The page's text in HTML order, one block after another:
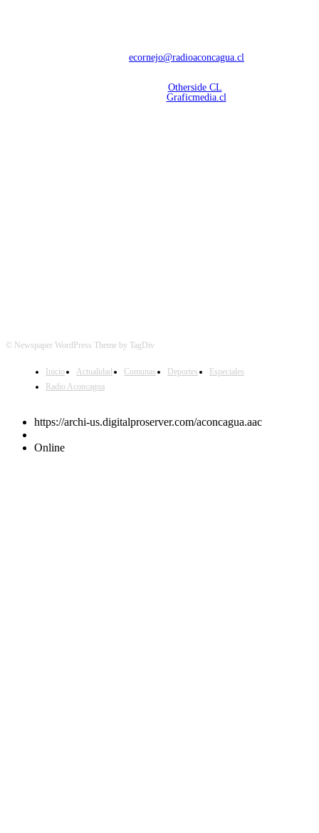
ecornejo@radioaconcagua.cl
Otherside CL
Graficmedia.cl
© Newspaper WordPress Theme by TagDiv
Inicio Actualidad Comunas Deportes
Especiales
Radio Aconcagua
https://archi-us.digitalproserver.com/aconcagua.aac
Online